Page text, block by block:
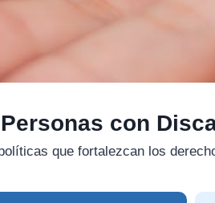
con
que fortalezcan los